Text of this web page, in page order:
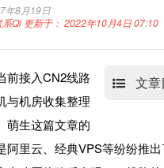
年8月19日
系Qi 更新于： 2022年10月4日 07:10
文
前接入CN2线路
与机房收集整理
萌生这篇文章的
阿里云、经典VPS等纷纷推